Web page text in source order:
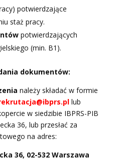
potwierdzające
staż pracy.
potwierdzających
(min. B1).
dokumentów:
należy składać w formie
lub
w siedzibie IBPRS-PIB
36, lub przesłać za
na adres:
36, 02-532 Warszawa